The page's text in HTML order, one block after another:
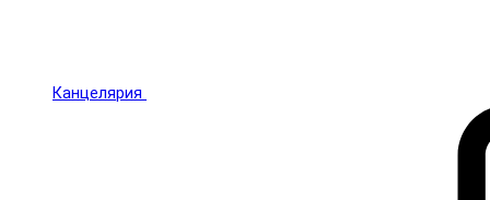
Канцелярия